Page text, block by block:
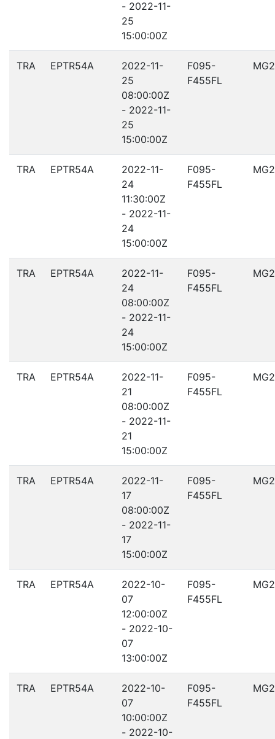
- 2022-11-
25
15:00:00Z
TRA EPTR54A
2022-11-
25
08:00:00Z
- 2022-11-
25
15:00:00Z
F095-
F455FL
TRA EPTR54A
2022-11-
24
11:30:00Z
- 2022-11-
24
15:00:00Z
F095-
F455FL
TRA EPTR54A
2022-11-
24
08:00:00Z
- 2022-11-
24
15:00:00Z
F095-
F455FL
TRA EPTR54A
2022-11-
21
08:00:00Z
- 2022-11-
21
15:00:00Z
F095-
F455FL
TRA EPTR54A
2022-11-
17
08:00:00Z
- 2022-11-
17
15:00:00Z
F095-
F455FL
TRA EPTR54A
2022-10-
07
12:00:00Z
- 2022-10-
07
13:00:00Z
F095-
F455FL
TRA EPTR54A
2022-10-
07
10:00:00Z
- 2022-10-
F095-
F455FL